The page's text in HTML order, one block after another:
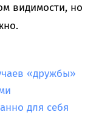
видимости, но
«дружбы»
для себя